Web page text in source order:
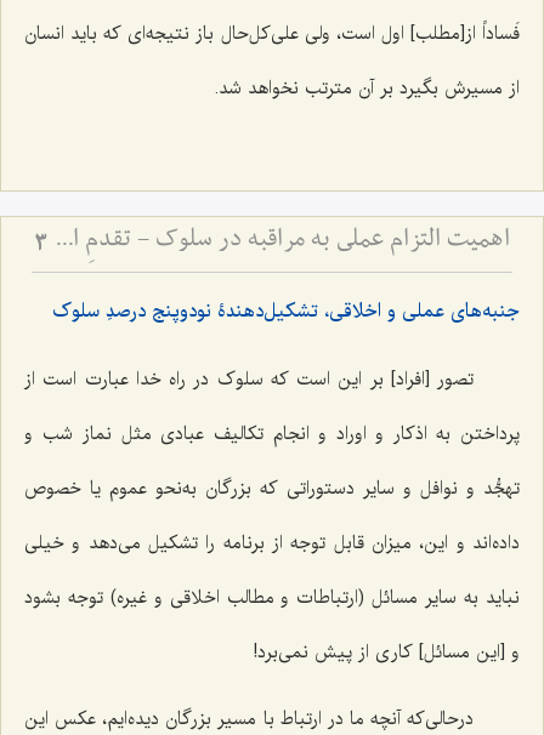
فَساداً از[مطلب] اول است، ولی علی‌کل‌حال باز نتیجه‌ای که باید انسان
از مسیرش بگیرد بر آن مترتب نخواهد شد.
اهمیت التزام عملی به مراقبه در سلوک - تقدمِ اخلاق و دستورات عملی بر ذکر، و مضرّات اینترنت 3
جنبه‌های عملی و اخلاقی، تشکیل‌دهندۀ نودوپنج‌ درصدِ سلوک
تصور [افراد] بر این است که سلوک در راه خدا عبارت است از
پرداختن به اذکار و اوراد و انجام تکالیف عبادی مثل نماز شب و
تهجُّد و نوافل و سایر دستوراتی که بزرگان به‌نحو عموم یا خصوص
داده‌اند و این، میزان قابل توجه از برنامه را تشکیل می‌دهد و خیلی
نباید به سایر مسائل (ارتباطات و مطالب اخلاقی و غیره) توجه بشود
و [این مسائل] کاری از پیش نمی‌برد!
درحالی‌که آنچه ما در ارتباط با مسیر بزرگان دیده‌ایم، عکس این